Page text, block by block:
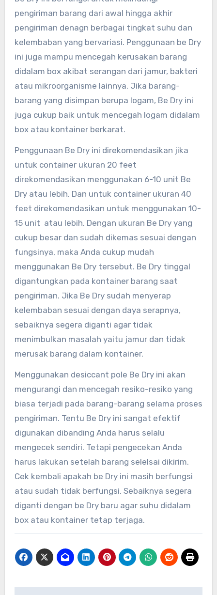
pengiriman barang dari awal hingga akhir
pengiriman denagn berbagai tingkat suhu dan
kelembaban yang bervariasi. Penggunaan be Dry
ini juga mampu mencegah kerusakan barang
didalam box akibat serangan dari jamur, bakteri
atau mikroorganisme lainnya. Jika barang-
barang yang disimpan berupa logam, Be Dry ini
juga cukup baik untuk mencegah logam didalam
box atau kontainer berkarat.
Penggunaan Be Dry ini direkomendasikan jika
untuk container ukuran 20 feet
direkomendasikan menggunakan 6-10 unit Be
Dry atau lebih. Dan untuk container ukuran 40
feet direkomendasikan untuk menggunakan 10-
15 unit atau lebih. Dengan ukuran Be Dry yang
cukup besar dan sudah dikemas sesuai dengan
fungsinya, maka Anda cukup mudah
menggunakan Be Dry tersebut. Be Dry tinggal
digantungkan pada kontainer barang saat
pengiriman. Jika Be Dry sudah menyerap
kelembaban sesuai dengan daya serapnya,
sebaiknya segera diganti agar tidak
menimbulkan masalah yaitu jamur dan tidak
merusak barang dalam kontainer.
Menggunakan desiccant pole Be Dry ini akan
mengurangi dan mencegah resiko-resiko yang
biasa terjadi pada barang-barang selama proses
pengiriman. Tentu Be Dry ini sangat efektif
digunakan dibanding Anda harus selalu
mengecek sendiri. Tetapi pengecekan Anda
harus lakukan setelah barang selelsai dikirim.
Cek kembali apakah be Dry ini masih berfungsi
atau sudah tidak berfungsi. Sebaiknya segera
diganti dengan be Dry baru agar suhu didalam
box atau kontainer tetap terjaga.